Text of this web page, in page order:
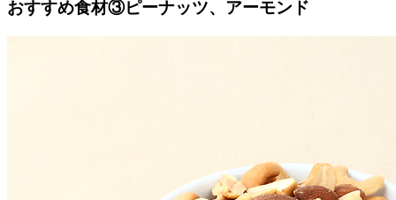
おすすめ食材③ピーナッツ、アーモンド